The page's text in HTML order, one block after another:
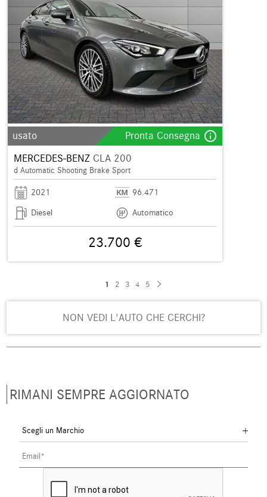
usato Pronta Consegna info_outline
MERCEDES-BENZ CLA 200
d Automatic Shooting Brake Sport
2021
96.471
Diesel
Automatico
23.700 €
1 2 3 4 5
NON VEDI L'AUTO CHE CERCHI?
RIMANI SEMPRE AGGIORNATO